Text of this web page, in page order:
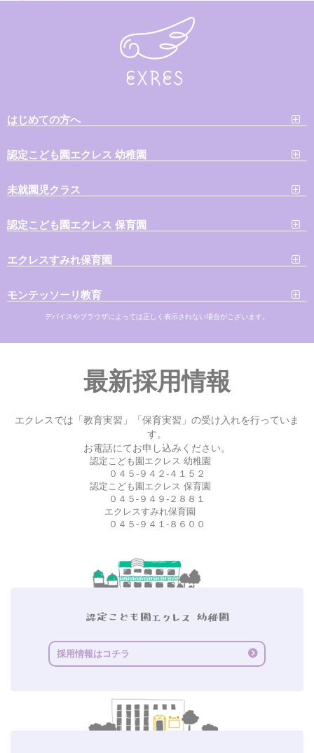
はじめての方へ
認定こども園エクレス 幼稚園
未就園児クラス
認定こども園エクレス 保育園
エクレスすみれ保育園
モンテッソーリ教育
デバイスやブラウザによっては正しく表示されない場合がございます。
最新採用情報
エクレスでは「教育実習」「保育実習」の受け入れを行っていま
す。
お電話にてお申し込みください。
認定こども園エクレス 幼稚園
０４５-９４２-４１５２
認定こども園エクレス 保育園
０４５-９４９-２８８１
エクレスすみれ保育園
０４５-９４１-８６００
採用情報はコチラ